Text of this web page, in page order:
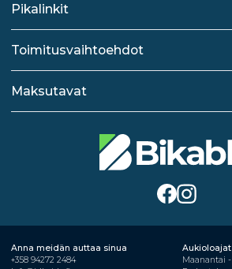
Pikalinkit
Toimitusvaihtoehdot
Maksutavat
Anna meidän auttaa sinua
+358 94272 2484
Aukioloajat
Maanantai -